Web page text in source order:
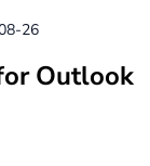
26
Outlook